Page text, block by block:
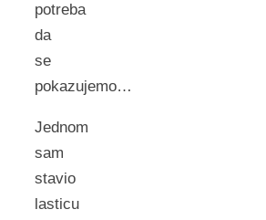
potreba
da
se
pokazujemo…
Jednom
sam
stavio
lasticu